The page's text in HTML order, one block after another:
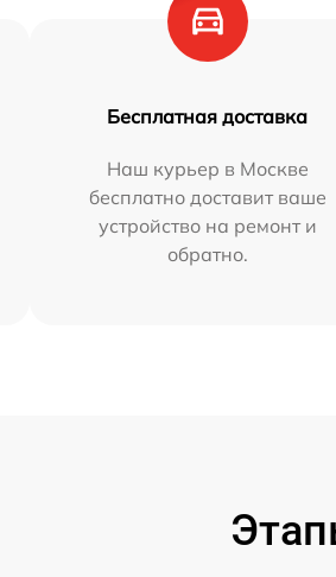
Бесплатная доставка
Наш курьер в Москве
бесплатно доставит ваше
устройство на ремонт и
обратно.